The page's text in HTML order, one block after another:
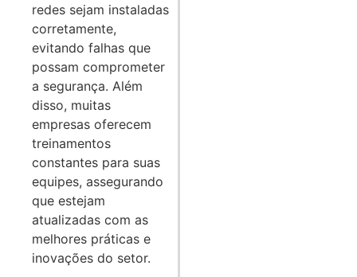
redes sejam instaladas
corretamente,
evitando falhas que
possam comprometer
a segurança. Além
disso, muitas
empresas oferecem
treinamentos
constantes para suas
equipes, assegurando
que estejam
atualizadas com as
melhores práticas e
inovações do setor.